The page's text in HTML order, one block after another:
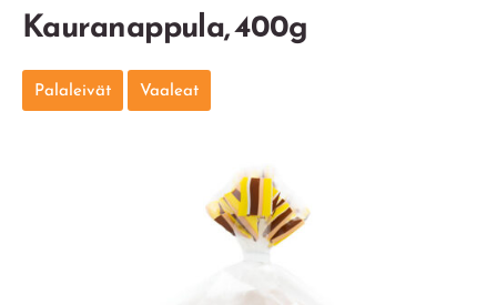
Kauranappula, 400g
Palaleivät Vaaleat